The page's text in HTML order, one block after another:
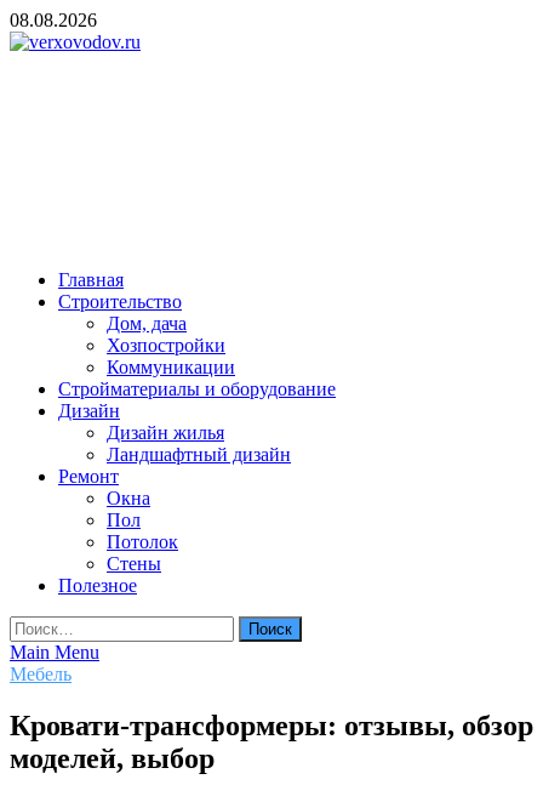
Skip
to
08.08.2026
Главная
Строительство
Дом, дача
Хозпостройки
Коммуникации
Стройматериалы и оборудование
Дизайн
Дизайн жилья
Ландшафтный дизайн
Ремонт
Окна
Пол
Потолок
Стены
Полезное
Найти:
Main Menu
Мебель
Кровати-трансформеры: отзывы, обзор
моделей, выбор